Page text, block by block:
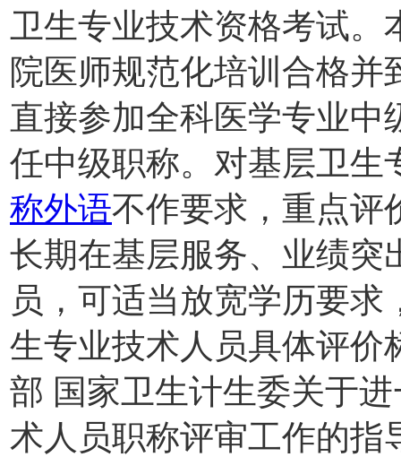
卫生专业技术资格考试
院医师规范化培训合格
直接参加全科医学专业中
任中级职称。对基层卫生
称外语不作要求，重点评
长期在基层服务、业绩突
员，可适当放宽学历要
生专业技术人员具体评价
部 国家卫生计生委关于
术人员职称评审工作的指